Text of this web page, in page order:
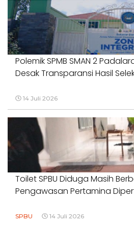
Polemik SPMB SMAN 2
Desak Transparansi Hasil
14 Juli 2026
Toilet SPBU Diduga Masih
Pengawasan Pertamina
SPBU 14 Juli 2026